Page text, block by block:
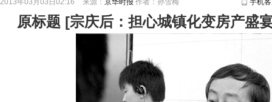
2013年03月03日02:16 来源： 京华时报 作者：孙雪梅 手机
原标题 [宗庆后：担心城镇化变房产盛